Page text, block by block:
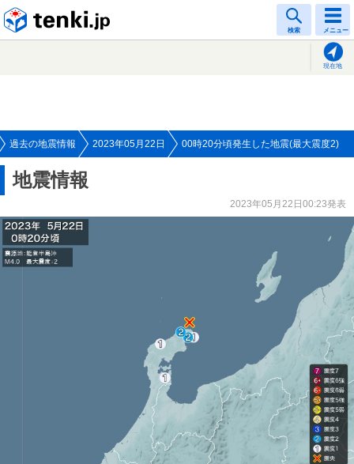
検索 メニュー
現在地
過去の地震情報 2023年05月22日 00時20分頃発生した地震(最大震度2)
地震情報
2023年05月22日00:23発表